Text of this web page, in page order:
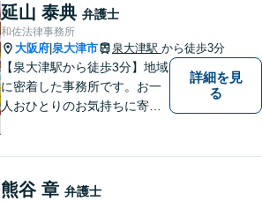
とりに合ったサポートを心が
けています。【夜間・休日相
談可能】【オンライン出張相
談可】
延山 泰典 弁護士
和佐法律事務所
大阪府 泉大津市 泉大津駅 から徒歩3分
【泉大津駅から徒歩3分】地域
に密着した事務所です。お一
人おひとりのお気持ちに寄り
詳細を見
る
熊谷 章 弁護士